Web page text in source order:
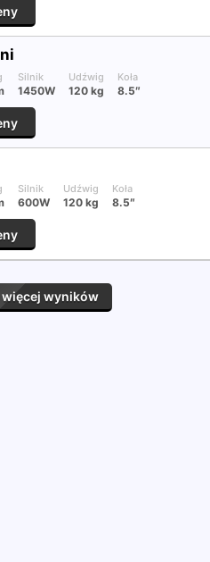
Silnik
1450W
Udźwig
120 kg
Koła
8.5″
Silnik
600W
Udźwig
120 kg
Koła
8.5″
wyników